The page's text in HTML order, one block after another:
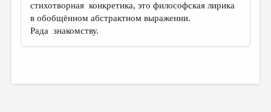
стихотворная конкретика, это философская лирика
в обобщённом абстрактном выражении.
Рада знакомству.